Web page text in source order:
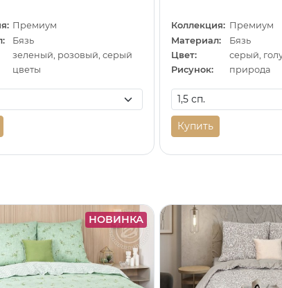
Премиум
Бязь
зеленый, розовый, серый
цветы
Коллекция: Премиум
Материал:
Бязь
Цвет:
серый,
Рисунок:
природа
Купить
НОВИНКА